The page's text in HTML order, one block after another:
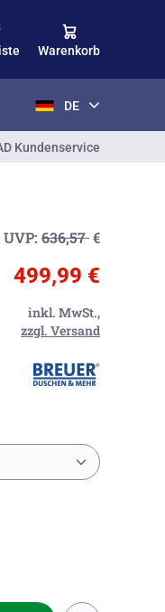
Warenkorb
DE
Kundenservice
UVP: 636,57€
499,99 €
inkl. MwSt.,
zzgl. Versand